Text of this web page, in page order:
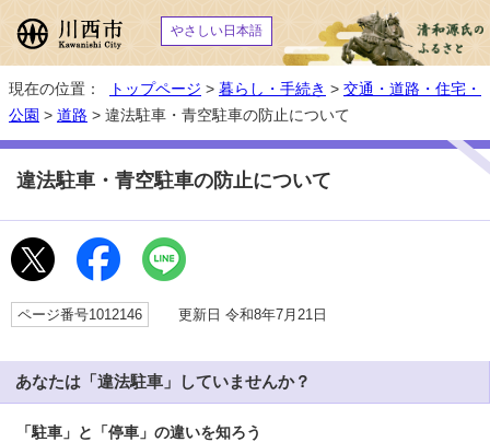
やさしい日本語
現在の位置： トップページ > 暮らし・手続き > 交通・道路・住宅・
公園 > 道路 > 違法駐車・青空駐車の防止について
違法駐車・青空駐車の防止について
ページ番号1012146 更新日 令和8年7月21日
あなたは「違法駐車」していませんか？
「駐車」と「停車」の違いを知ろう